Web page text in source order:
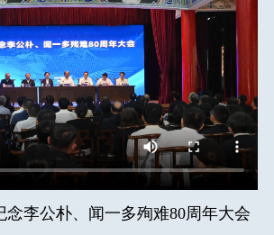
念李公朴、闻一多殉难80周年大会